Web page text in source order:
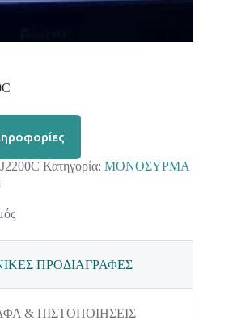
Κατηγορία: ΜΟΝΟΣΥΡΜΑ
ΠΡΟΔΙΑΓΡΑΦΕΣ
& ΠΙΣΤΟΠΟΙΗΣΕΙΣ